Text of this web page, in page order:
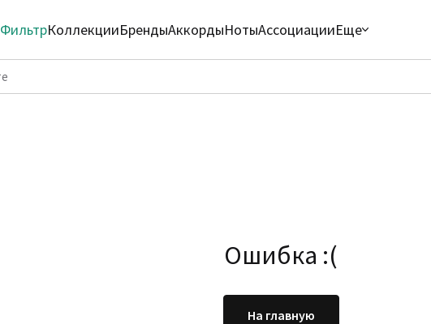
ФильтрКоллекцииБрендыАккордыНотыАссоциацииЕще
Ошибка :(
На главную